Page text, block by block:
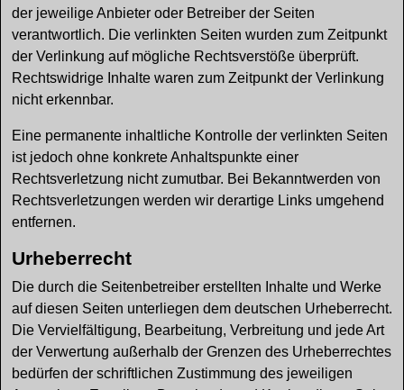
der jeweilige Anbieter oder Betreiber der Seiten
verantwortlich. Die verlinkten Seiten wurden zum Zeitpunkt
der Verlinkung auf mögliche Rechtsverstöße überprüft.
Rechtswidrige Inhalte waren zum Zeitpunkt der Verlinkung
nicht erkennbar.
Eine permanente inhaltliche Kontrolle der verlinkten Seiten
ist jedoch ohne konkrete Anhaltspunkte einer
Rechtsverletzung nicht zumutbar. Bei Bekanntwerden von
Rechtsverletzungen werden wir derartige Links umgehend
entfernen.
Urheberrecht
Die durch die Seitenbetreiber erstellten Inhalte und Werke
auf diesen Seiten unterliegen dem deutschen Urheberrecht.
Die Vervielfältigung, Bearbeitung, Verbreitung und jede Art
der Verwertung außerhalb der Grenzen des Urheberrechtes
bedürfen der schriftlichen Zustimmung des jeweiligen